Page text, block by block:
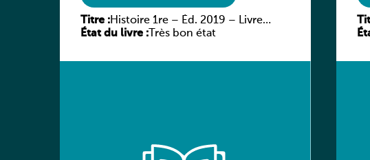
Titre :Histoire 1re – Éd. 2019 – Livre
élève
État du livre : Très bon état